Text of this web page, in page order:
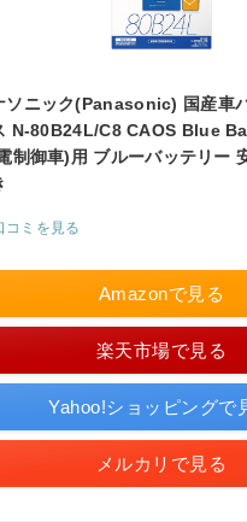
ソニック(Panasonic) 国産車
N-80B24L/C8 CAOS Blue
制御車)用 ブルーバッテリー
コミを見る
Amazonで見る
楽天市場で見る
Yahoo!ショッピングで
メルカリで見る